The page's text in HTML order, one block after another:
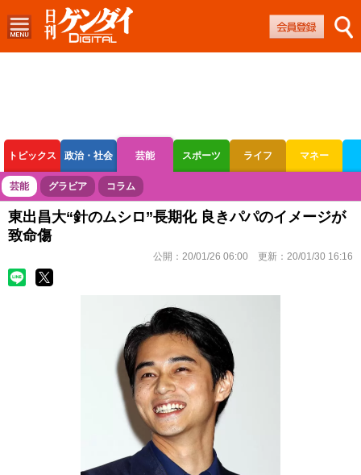
トピックス 政治・社会 芸能 スポーツ ライフ マネー
ボートレース 競輪 オートレース
芸能 グラビア コラム
東出昌大“針のムシロ”長期化 良きパパのイメージが
致命傷
公開： 20/01/26 06:00 更新： 20/01/30 16:16